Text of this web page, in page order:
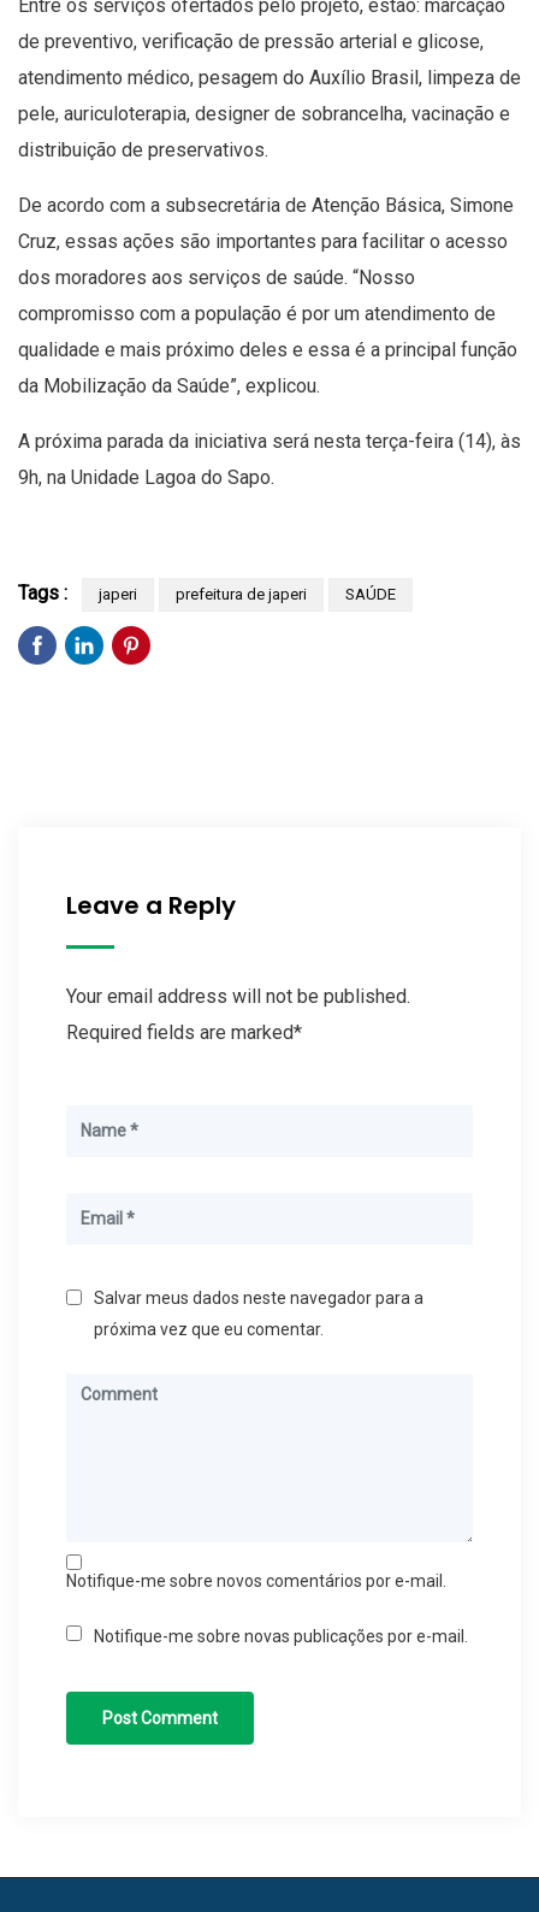
Entre os serviços ofertados pelo projeto, estão: marcação
de preventivo, verificação de pressão arterial e glicose,
atendimento médico, pesagem do Auxílio Brasil, limpeza de
pele, auriculoterapia, designer de sobrancelha, vacinação e
distribuição de preservativos.
De acordo com a subsecretária de Atenção Básica, Simone
Cruz, essas ações são importantes para facilitar o acesso
dos moradores aos serviços de saúde. “Nosso
compromisso com a população é por um atendimento de
qualidade e mais próximo deles e essa é a principal função
da Mobilização da Saúde”, explicou.
A próxima parada da iniciativa será nesta terça-feira (14), às
9h, na Unidade Lagoa do Sapo.
Tags : japeri prefeitura de japeri SAÚDE
Leave a Reply
Your email address will not be published.
Required fields are marked*
Salvar meus dados neste navegador para a
próxima vez que eu comentar.
Notifique-me sobre novos comentários por e-mail.
Notifique-me sobre novas publicações por e-mail.